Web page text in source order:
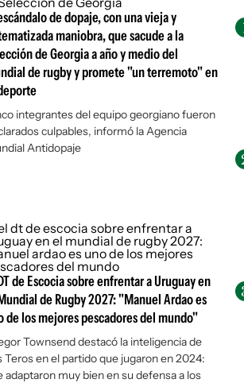
de dopaje, con una vieja y
maniobra, que sacude a la
de Georgia a año y medio del
de rugby y promete "un terremoto" en
integrantes del equipo georgiano fueron
culpables, informó la Agencia
Antidopaje
de Escocia sobre enfrentar a Uruguay en
de Rugby 2027: "Manuel Ardao es
de los mejores pescadores del mundo"
Townsend destacó la inteligencia de
Teros en el partido que jugaron en 2024:
adaptaron muy bien en su defensa a los